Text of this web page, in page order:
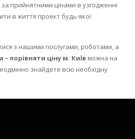
прийнятними цінами в узгодженні
в життя проект будь-якої
з нашими послугами, роботами, а
– порівняти ціну м. Київ можна на
знайдете всю необхідну